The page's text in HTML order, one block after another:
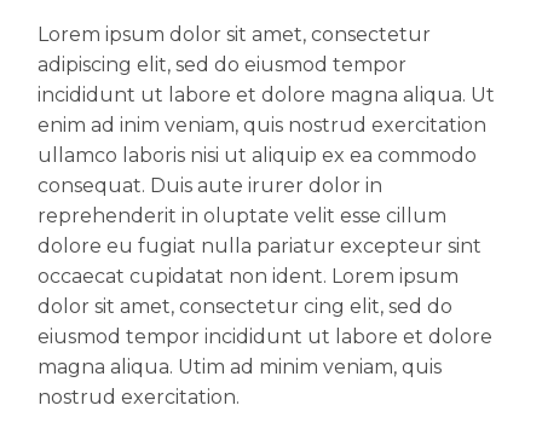
Lorem ipsum dolor sit amet, consectetur
adipiscing elit, sed do eiusmod tempor
incididunt ut labore et dolore magna aliqua. Ut
enim ad inim veniam, quis nostrud exercitation
ullamco laboris nisi ut aliquip ex ea commodo
consequat. Duis aute irurer dolor in
reprehenderit in oluptate velit esse cillum
dolore eu fugiat nulla pariatur excepteur sint
occaecat cupidatat non ident. Lorem ipsum
dolor sit amet, consectetur cing elit, sed do
eiusmod tempor incididunt ut labore et dolore
magna aliqua. Utim ad minim veniam, quis
nostrud exercitation.